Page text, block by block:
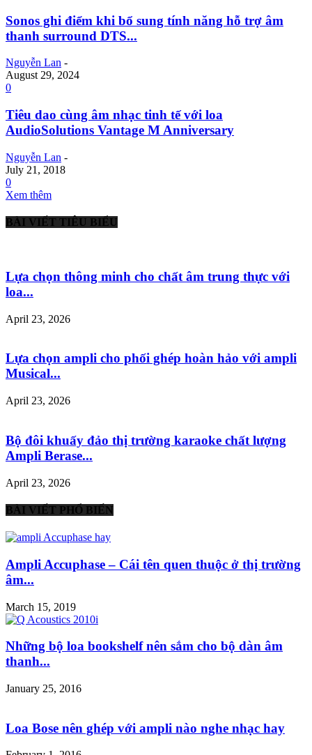
Sonos ghi điểm khi bổ sung tính năng hỗ trợ âm
thanh surround DTS...
Nguyễn Lan -
August 29, 2024
0
Tiêu dao cùng âm nhạc tinh tế với loa
AudioSolutions Vantage M Anniversary
Nguyễn Lan -
July 21, 2018
0
Xem thêm
BÀI VIẾT TIÊU BIỂU
Lựa chọn thông minh cho chất âm trung thực với
loa...
April 23, 2026
Lựa chọn ampli cho phối ghép hoàn hảo với ampli
Musical...
April 23, 2026
Bộ đôi khuấy đảo thị trường karaoke chất lượng
Ampli Berase...
April 23, 2026
BÀI VIẾT PHỔ BIẾN
Ampli Accuphase – Cái tên quen thuộc ở thị trường
âm...
March 15, 2019
Những bộ loa bookshelf nên sắm cho bộ dàn âm
thanh...
January 25, 2016
Loa Bose nên ghép với ampli nào nghe nhạc hay